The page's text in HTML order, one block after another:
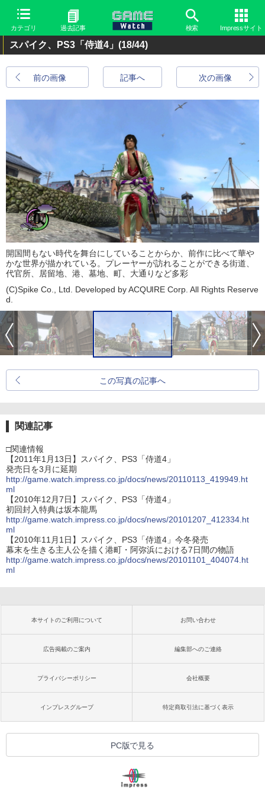
カテゴリ 過去記事 検索 Impressサイト
スパイク、PS3「侍道4」 (18/44)
前の画像 次の画像
記事へ
開国間もない時代を舞台にしていることからか、前作に比べて華や
かな世界が描かれている。プレーヤーが訪れることができる街道、
代官所、居留地、港、墓地、町、大通りなど多彩
(C)Spike Co., Ltd. Developed by ACQUIRE Corp. All Rights Reserve
d.
この写真の記事へ
関連記事
□関連情報
【2011年1月13日】スパイク、PS3「侍道4」
発売日を3月に延期
http://game.watch.impress.co.jp/docs/news/20110113_419949.ht
ml
【2010年12月7日】スパイク、PS3「侍道4」
初回封入特典は坂本龍馬
http://game.watch.impress.co.jp/docs/news/20101207_412334.ht
ml
【2010年11月1日】スパイク、PS3「侍道4」今冬発売
幕末を生きる主人公を描く港町・阿弥浜における7日間の物語
http://game.watch.impress.co.jp/docs/news/20101101_404074.ht
ml
本サイトのご利用について お問い合わせ
広告掲載のご案内 編集部へのご連絡
プライバシーポリシー 会社概要
インプレスグループ 特定商取引法に基づく表示
PC版で見る